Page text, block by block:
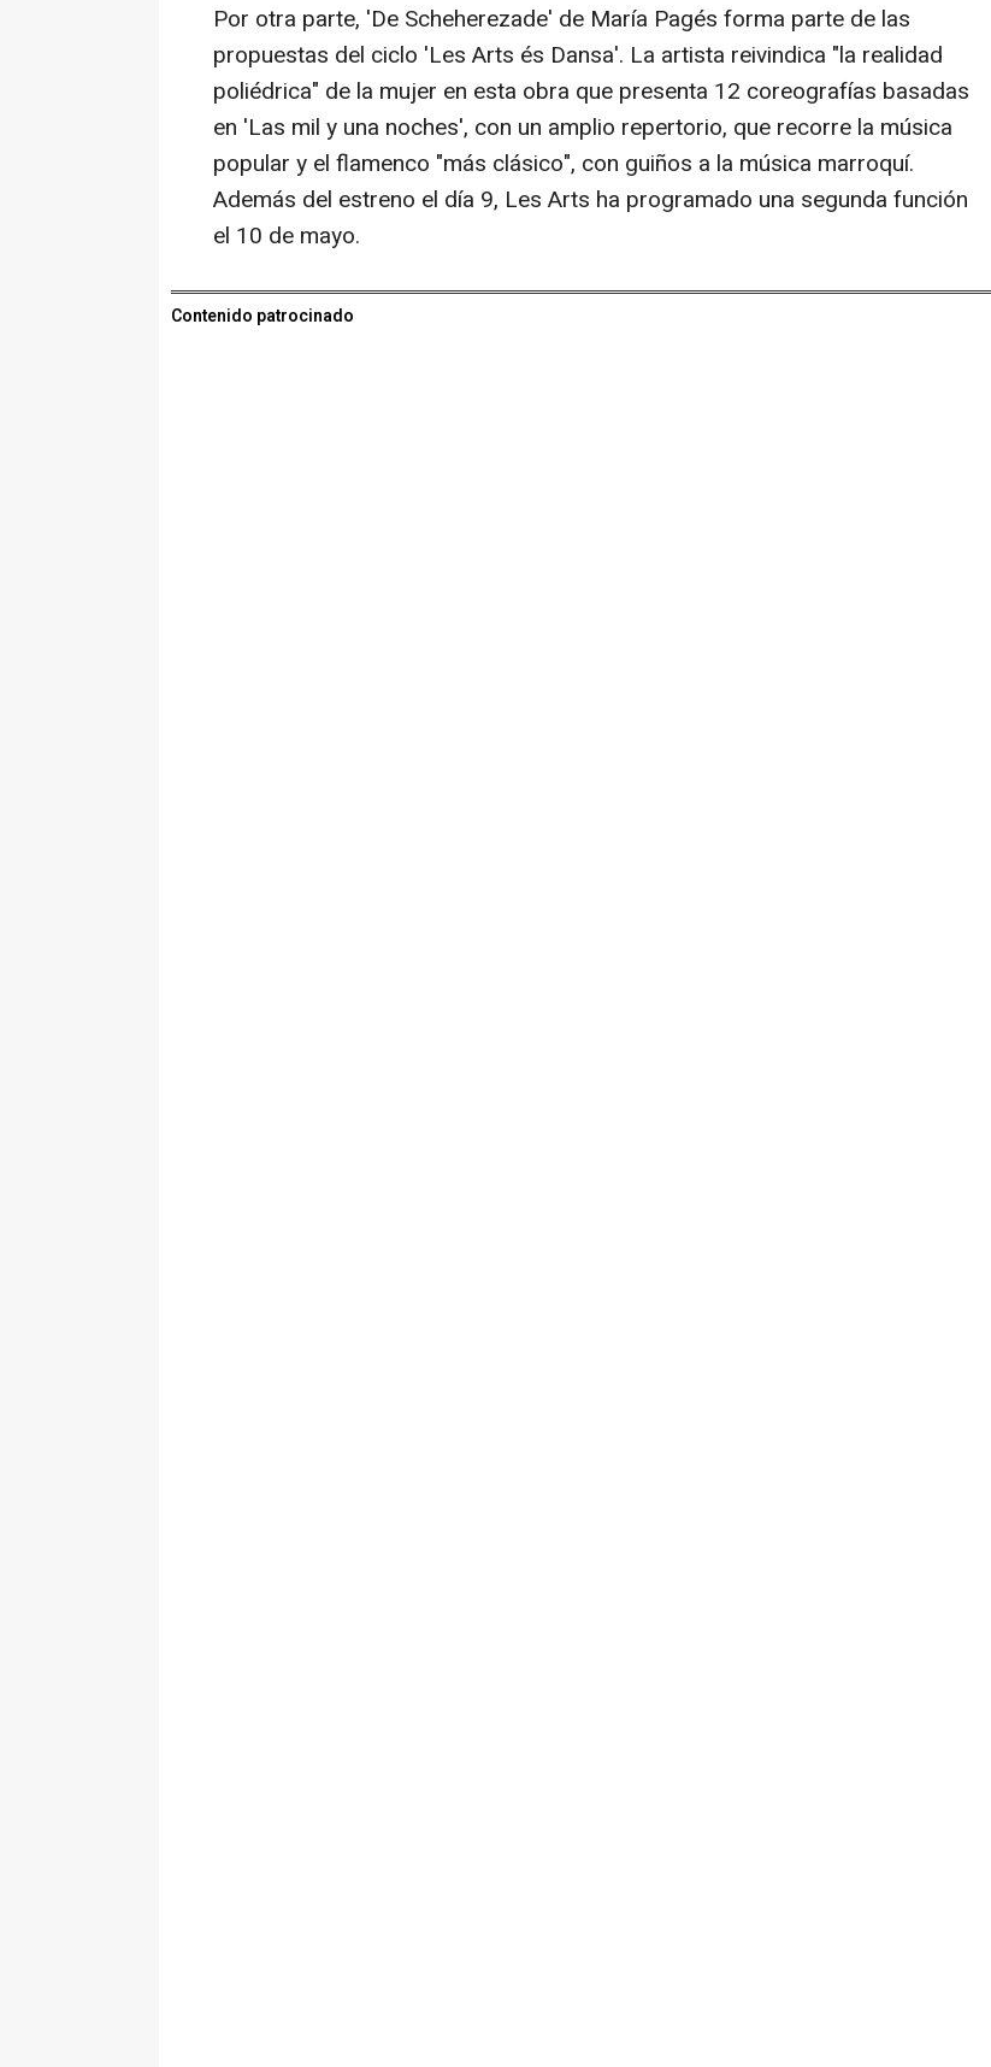
Por otra parte, 'De Scheherezade' de María Pagés forma parte de las
propuestas del ciclo 'Les Arts és Dansa'. La artista reivindica "la realidad
poliédrica" de la mujer en esta obra que presenta 12 coreografías basadas
en 'Las mil y una noches', con un amplio repertorio, que recorre la música
popular y el flamenco "más clásico", con guiños a la música marroquí.
Además del estreno el día 9, Les Arts ha programado una segunda función
el 10 de mayo.
Contenido patrocinado